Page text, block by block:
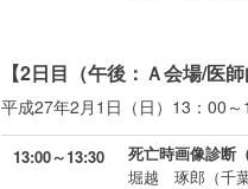
【2日目（午後：Ａ会場/医
平成27年2月1日（日）13：00
13:00～13:30
死亡時画像診断
堀越 琢郎（千